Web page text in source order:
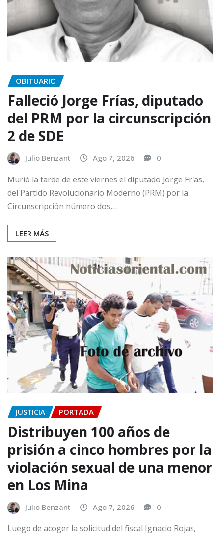
OBITUARIO
Falleció Jorge Frías, diputado
del PRM por la circunscripción
2 de SDE
Julio Benzant Ago 7, 2026 0
Murió la tarde de este viernes el diputado Jorge Frías,
del Partido Revolucionario Moderno (PRM) por la
Circunscripción número dos,…
LEER MÁS
JUSTICIA PORTADA
Distribuyen 100 años de
prisión a cinco hombres por la
violación sexual de una menor
en Los Mina
Julio Benzant Ago 7, 2026 0
Luego de acoger la solicitud del fiscal Ignacio Rojas,